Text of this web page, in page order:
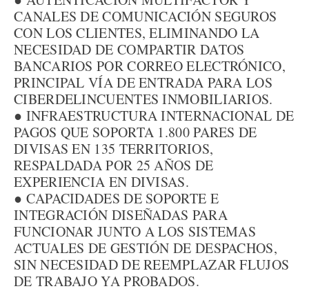
CANALES DE COMUNICACIÓN SEGUROS
CON LOS CLIENTES, ELIMINANDO LA
NECESIDAD DE COMPARTIR DATOS
BANCARIOS POR CORREO ELECTRÓNICO,
PRINCIPAL VÍA DE ENTRADA PARA LOS
CIBERDELINCUENTES INMOBILIARIOS.
● INFRAESTRUCTURA INTERNACIONAL DE
PAGOS QUE SOPORTA 1.800 PARES DE
DIVISAS EN 135 TERRITORIOS,
RESPALDADA POR 25 AÑOS DE
EXPERIENCIA EN DIVISAS.
● CAPACIDADES DE SOPORTE E
INTEGRACIÓN DISEÑADAS PARA
FUNCIONAR JUNTO A LOS SISTEMAS
ACTUALES DE GESTIÓN DE DESPACHOS,
SIN NECESIDAD DE REEMPLAZAR FLUJOS
DE TRABAJO YA PROBADOS.